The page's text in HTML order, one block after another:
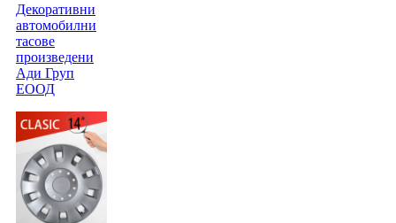
Декоративни
автомобилни
тасове
произведени
Ади Груп
ЕООД